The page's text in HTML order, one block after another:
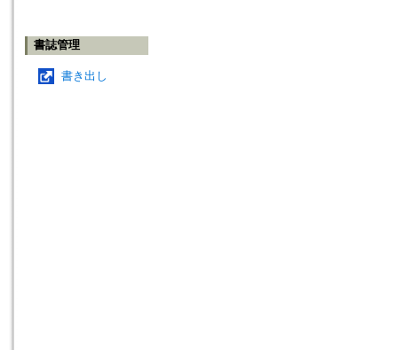
書誌管理
書き出し